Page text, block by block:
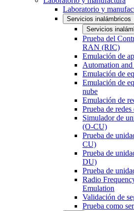
Laboratorio y
Servicios inalámbricos
Servicios
Prueba del
RAN (RIC)
Emulación de
Automation
Emulación de
Emulación de
nube
Emulación de
Prueba de redes
Simulador de
(O-CU)
Prueba de
CU)
Prueba de
DU)
Prueba de
Radio
Emulation
Validación de
Prueba como